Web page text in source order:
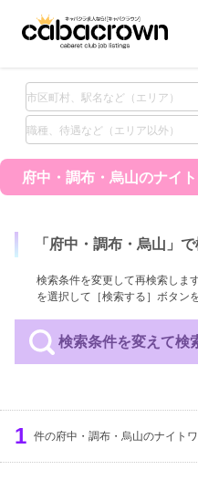
府中・調布・烏山のナイ
「 府中・調布・烏山 」
検索条件を変更して再検索しま
を選択して［検索する］ボタン
検索条件を変えて検
募
体
検
1 件の府中・調布・烏山のナイト